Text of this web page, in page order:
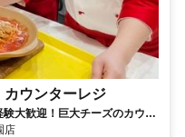
ウンターレジ
大歓迎！巨大チーズのカウン
店